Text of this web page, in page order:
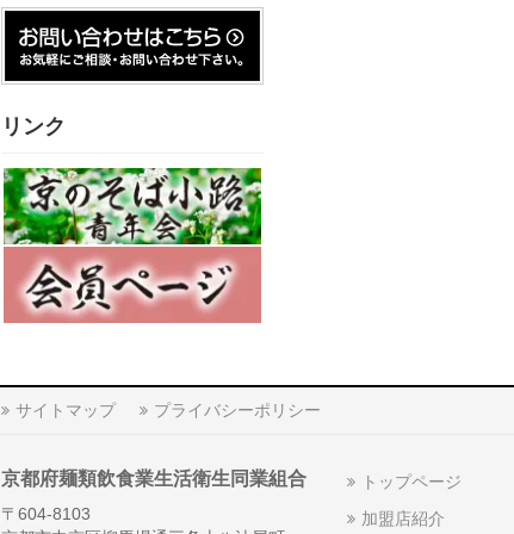
リンク
サイトマップ プライバシーポリシー
京都府麺類飲食業生活衛生同業組合
〒604-8103
トップページ
加盟店紹介